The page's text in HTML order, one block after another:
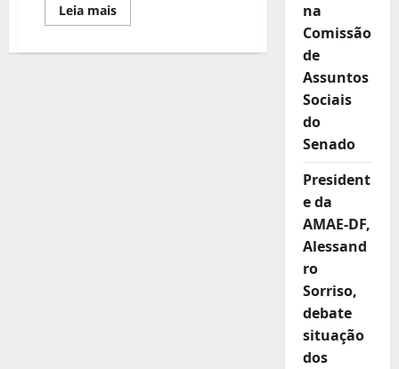
Leia maisRead
more
na
Comissão
de
Assuntos
Sociais
do
Senado
President
e da
AMAE-DF,
Alessand
ro
Sorriso,
debate
situação
dos